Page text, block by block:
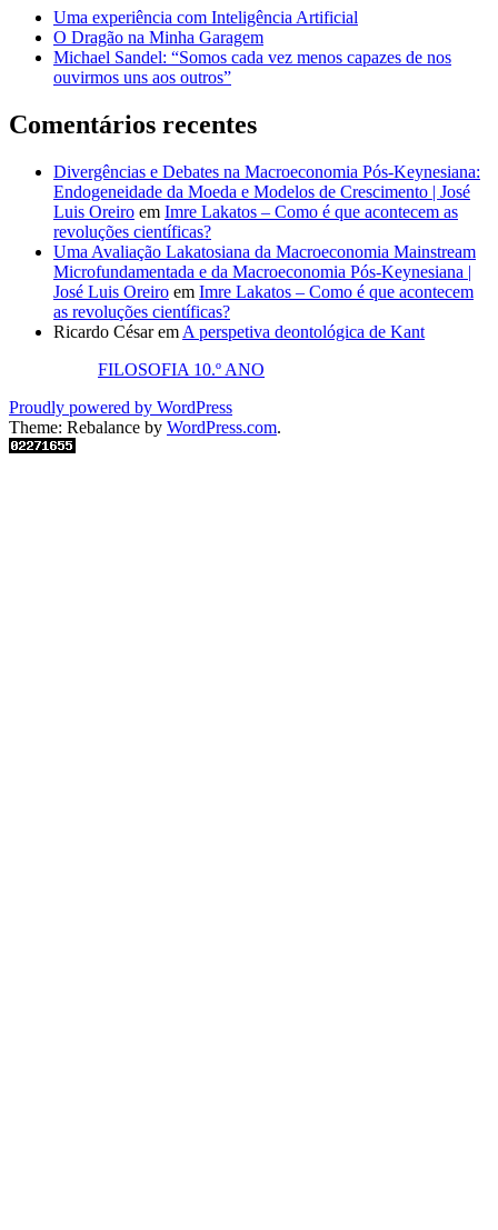
Uma experiência com Inteligência Artificial
O Dragão na Minha Garagem
Michael Sandel: “Somos cada vez menos capazes de nos
ouvirmos uns aos outros”
Comentários recentes
Divergências e Debates na Macroeconomia Pós-Keynesiana:
Endogeneidade da Moeda e Modelos de Crescimento | José
Luis Oreiro em Imre Lakatos – Como é que acontecem as
revoluções científicas?
Uma Avaliação Lakatosiana da Macroeconomia Mainstream
Microfundamentada e da Macroeconomia Pós-Keynesiana |
José Luis Oreiro em Imre Lakatos – Como é que acontecem
as revoluções científicas?
Ricardo Césarem A perspetiva deontológica de Kant
FILOSOFIA 10.º ANO
Proudly powered by WordPress
Theme: Rebalance by WordPress.com.